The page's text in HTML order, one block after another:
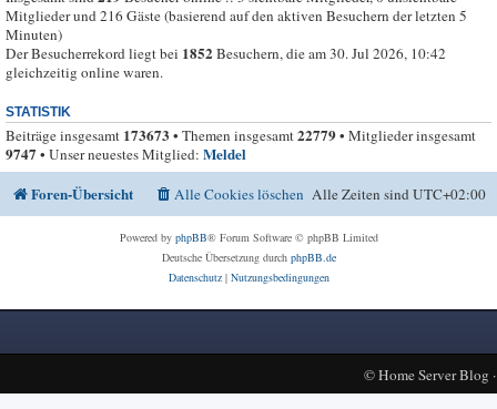
Mitglieder und 216 Gäste (basierend auf den aktiven Besuchern der letzten 5
Minuten)
Der Besucherrekord liegt bei 1852Besuchern, die am 30. Jul 2026, 10:42
gleichzeitig online waren.
STATISTIK
Beiträge insgesamt 173673 • Themen insgesamt22779• Mitglieder insgesamt
9747• Unser neuestes Mitglied: Meldel
Foren-Übersicht
Alle Zeiten sindUTC+02:00
Alle Cookies löschen
Powered by phpBB® Forum Software © phpBB Limited
Deutsche Übersetzung durch phpBB.de
Datenschutz| Nutzungsbedingungen
©Home Server Blog